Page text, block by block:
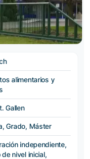
alimentarios y
Gallen
Grado, Máster
independiente,
de nivel inicial,